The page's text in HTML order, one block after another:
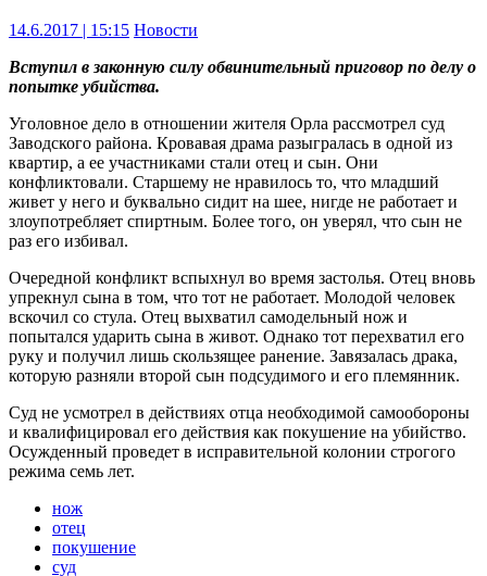
14.6.2017 | 15:15 Новости
Вступил в законную силу обвинительный приговор по делу о
попытке убийства.
Уголовное дело в отношении жителя Орла рассмотрел суд
Заводского района. Кровавая драма разыгралась в одной из
квартир, а ее участниками стали отец и сын. Они
конфликтовали. Старшему не нравилось то, что младший
живет у него и буквально сидит на шее, нигде не работает и
злоупотребляет спиртным. Более того, он уверял, что сын не
раз его избивал.
Очередной конфликт вспыхнул во время застолья. Отец вновь
упрекнул сына в том, что тот не работает. Молодой человек
вскочил со стула. Отец выхватил самодельный нож и
попытался ударить сына в живот. Однако тот перехватил его
руку и получил лишь скользящее ранение. Завязалась драка,
которую разняли второй сын подсудимого и его племянник.
Суд не усмотрел в действиях отца необходимой самообороны
и квалифицировал его действия как покушение на убийство.
Осужденный проведет в исправительной колонии строгого
режима семь лет.
нож
отец
покушение
суд